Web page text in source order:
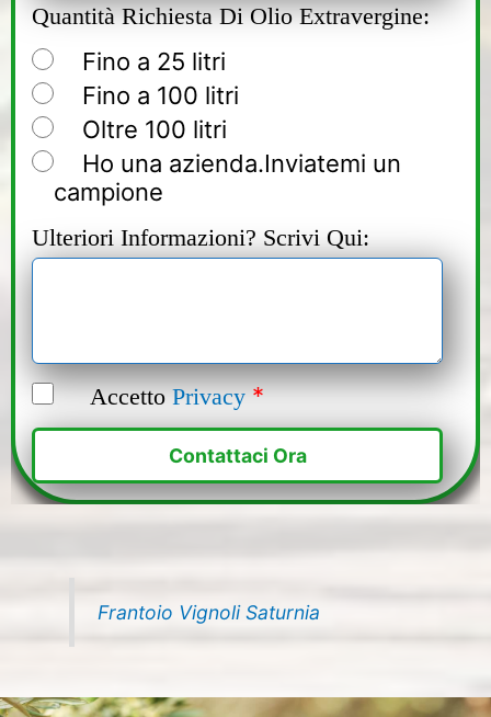
Quantità Richiesta Di Olio Extravergine:
Fino a 25 litri
Fino a 100 litri
Oltre 100 litri
Ho una azienda.Inviatemi un
campione
Ulteriori Informazioni? Scrivi Qui:
AccettoPrivacy*
Alternative:
Frantoio Vignoli Saturnia